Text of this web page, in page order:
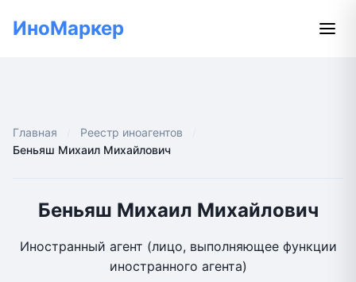
ИноМаркер
Главная
Реестр иноагентов
Беньяш Михаил Михайлович
Беньяш Михаил Михайлович
Иностранный агент (лицо, выполняющее функции
иностранного агента)